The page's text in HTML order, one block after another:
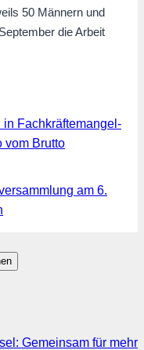
50 Männern und
die Arbeit
Fachkräftemangel-
vom Brutto
am 6.
Gemeinsam für mehr